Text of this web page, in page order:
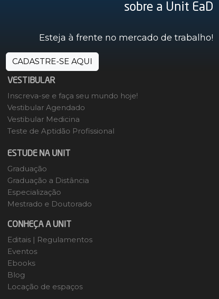
sobre a Unit EaD
Esteja à frente no mercado de trabalho!
CADASTRE-SE AQUI
VESTIBULAR
Inscreva-se e faça seu mundo hoje!
Vestibular Agendado
Vestibular Medicina
Teste de Aptidão Profissional
ESTUDE NA UNIT
Graduação
Graduação a Distância
Especialização
Mestrado e Doutorado
CONHEÇA A UNIT
Editais | Regulamentos
Eventos
Ebooks
Blog
Locação de espaços